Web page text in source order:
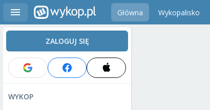
Główna Wykopalisko
ZALOGUJ SIĘ
WYKOP